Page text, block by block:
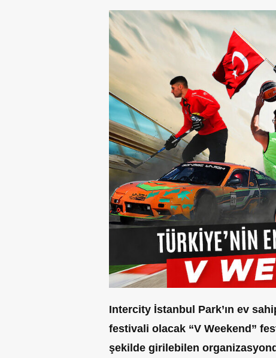
Intercity İstanbul Park’ın ev
festivali olacak “V Weekend”
şekilde girilebilen